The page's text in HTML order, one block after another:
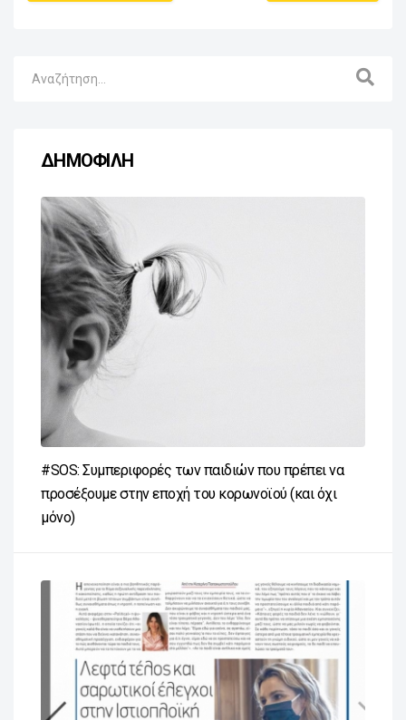
ΔΗΜΟΦΙΛΗ
#SOS: Συμπεριφορές των παιδιών που πρέπει να
προσέξουμε στην εποχή του κορωνοϊού (και όχι
μόνο)